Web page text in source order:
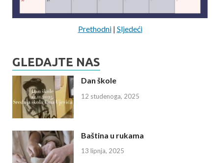
Prethodni| Sljedeći
GLEDAJTE NAS
Dan škole
12 studenoga, 2025
Baština u rukama
13 lipnja, 2025